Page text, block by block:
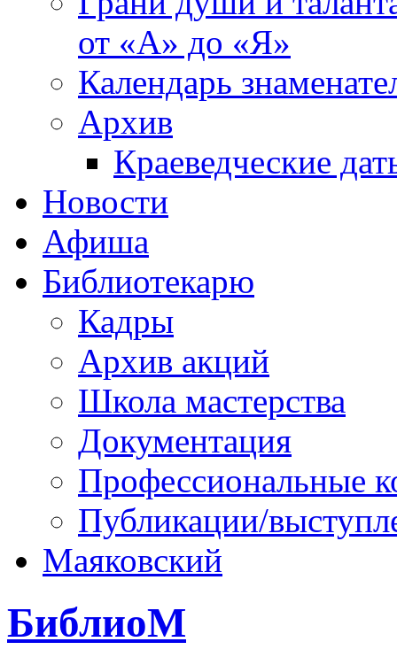
от «А» до «Я»
Календарь
Архив
Краеведческие
Новости
Афиша
Библиотекарю
Кадры
Архив акций
Школа мастерства
Документация
Профессиональные
Публикации/
Маяковский
БиблиоМ